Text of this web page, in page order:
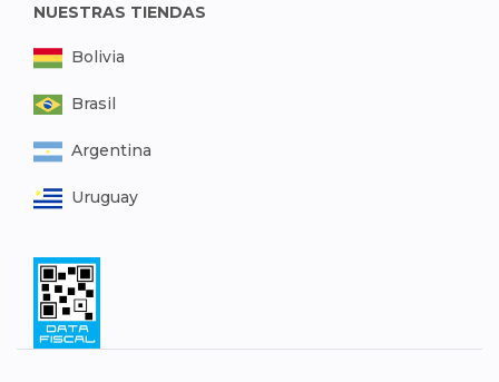
NUESTRAS TIENDAS
Bolivia
Brasil
Argentina
Uruguay